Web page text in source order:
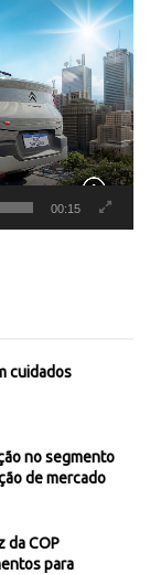
00:15
cuidados
no segmento
de mercado
da COP
para